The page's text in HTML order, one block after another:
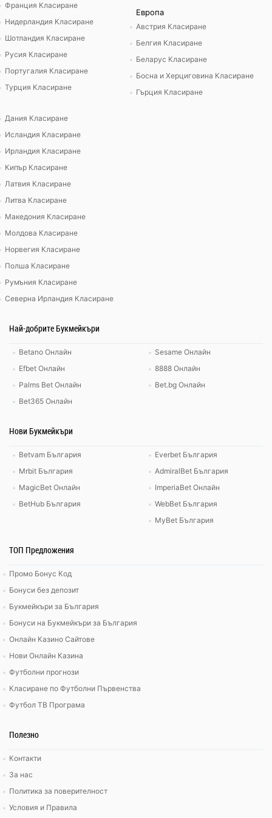
Франция Класиране
Нидерландия Класиране
Шотландия Класиране
Русия Класиране
Португалия Класиране
Турция Класиране
Европа
Австрия Класиране
Белгия Класиране
Беларус Класиране
Босна и Херциговина Класиране
Гърция Класиране
Дания Класиране
Исландия Класиране
Ирландия Класиране
Кипър Класиране
Латвия Класиране
Литва Класиране
Македония Класиране
Молдова Класиране
Норвегия Класиране
Полша Класиране
Румъния Класиране
Северна Ирландия Класиране
Най-добрите Букмейкъри
Betano Онлайн
Efbet Онлайн
Palms Bet Онлайн
Bet365 Онлайн
Sesame Онлайн
8888 Онлайн
Bet.bg Онлайн
Нови Букмейкъри
Betvam България
Mrbit България
MagicBet Онлайн
BetHub България
Everbet България
AdmiralBet България
ImperiaBet Онлайн
WebBet България
MyBet България
ТОП Предложения
Промо Бонус Код
Бонуси без депозит
Букмейкъри за България
Бонуси на Букмейкъри за България
Онлайн Казино Сайтове
Нови Онлайн Казина
Футболни прогнози
Класиране по Футболни Първенства
Футбол ТВ Програма
Полезно
Контакти
За нас
Политика за поверителност
Условия и Правила